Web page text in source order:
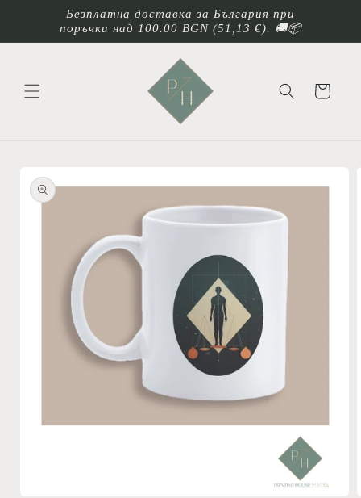
съдържанието
Безплатна доставка за България при
поръчки над 100.00 BGN (51,13 €). 🚚📦
Количка
информацията
за продукта